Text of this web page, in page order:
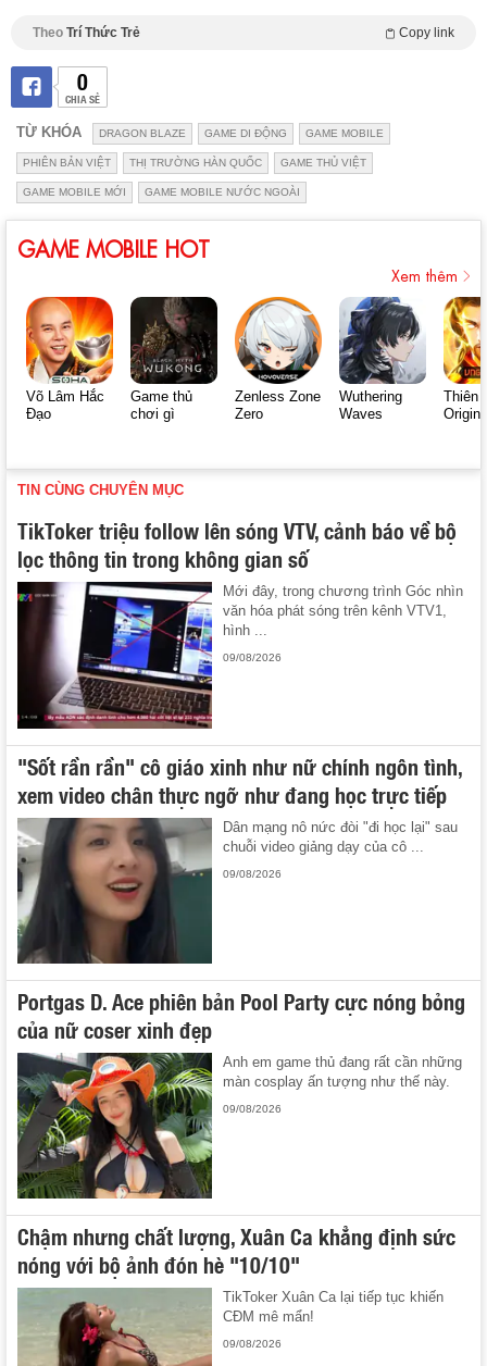
Theo Trí Thức Trẻ Copy link
0
CHIA SẺ
TỪ KHÓA DRAGON BLAZE GAME DI ĐỘNG GAME MOBILE
PHIÊN BẢN VIỆT THỊ TRƯỜNG HÀN QUỐC GAME THỦ VIỆT
GAME MOBILE MỚI GAME MOBILE NƯỚC NGOÀI
GAME MOBILE HOT
Xem thêm
Võ Lâm Hắc
Đạo
Game thủ
chơi gì
Zenless Zone
Zero
Wuthering
Waves
Thiên
Origin
TIN CÙNG CHUYÊN MỤC
TikToker triệu follow lên sóng VTV, cảnh báo về bộ
lọc thông tin trong không gian số
Mới đây, trong chương trình Góc nhìn
văn hóa phát sóng trên kênh VTV1,
hình ...
09/08/2026
"Sốt rần rần" cô giáo xinh như nữ chính ngôn tình,
xem video chân thực ngỡ như đang học trực tiếp
Dân mạng nô nức đòi "đi học lại" sau
chuỗi video giảng dạy của cô ...
09/08/2026
Portgas D. Ace phiên bản Pool Party cực nóng bỏng
của nữ coser xinh đẹp
Anh em game thủ đang rất cần những
màn cosplay ấn tượng như thế này.
09/08/2026
Chậm nhưng chất lượng, Xuân Ca khẳng định sức
nóng với bộ ảnh đón hè "10/10"
TikToker Xuân Ca lại tiếp tục khiến
CĐM mê mẩn!
09/08/2026